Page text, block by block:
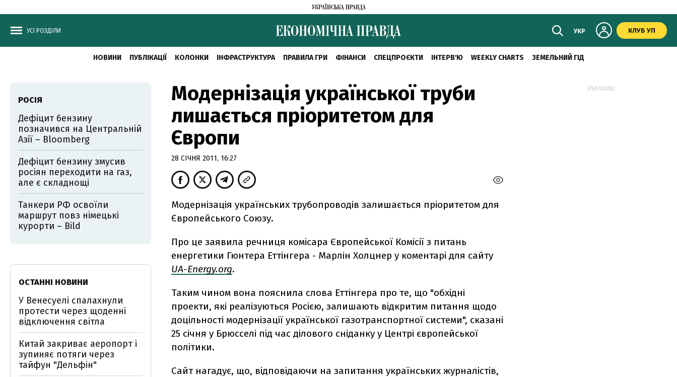
УСІ РОЗДІЛИ УКР КЛУБ УП
НОВИНИ ПУБЛІКАЦІЇ КОЛОНКИ ІНФРАСТРУКТУРА ПРАВИЛА ГРИ ФІНАНСИ СПЕЦПРОЄКТИ ІНТЕРВ'Ю WEEKLY CHARTS ЗЕМЕЛЬНИЙ ГІД
Модернізація української труби
лишається пріоритетом для
Європи
28 СІЧНЯ 2011, 16:27
Модернізація українських трубопроводів залишається пріоритетом для
Європейського Союзу.
Про це заявила речниця комісара Європейської Комісії з питань
енергетики Гюнтера Еттінгера - Марлін Холцнер у коментарі для сайту
UA-Energy.org.
Таким чином вона пояснила слова Еттінгера про те, що "обхідні
проекти, які реалізуються Росією, залишають відкритим питання щодо
доцільності модернізації української газотранспортної системи", сказані
25 січня у Брюсселі під час ділового сніданку у Центрі європейської
політики.
Сайт нагадує, що, відповідаючи на запитання українських журналістів,
РОСІЯ
Дефіцит бензину
позначився на Центральній
Азії – Bloomberg
Дефіцит бензину змусив
росіян переходити на газ,
але є складнощі
Танкери РФ освоїли
маршрут повз німецькі
курорти – Bild
ОСТАННІ НОВИНИ
У Венесуелі спалахнули
протести через щоденні
відключення світла
Китай закриває аеропорт і
зупиняє потяги через
тайфун "Дельфін"
РЕКЛАМА: